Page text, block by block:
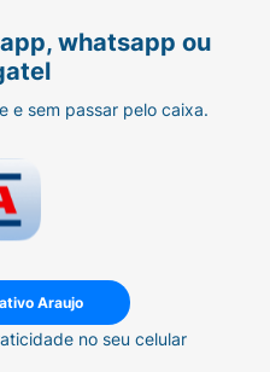
whatsapp ou
e sem passar pelo caixa.
Araujo
no seu celular